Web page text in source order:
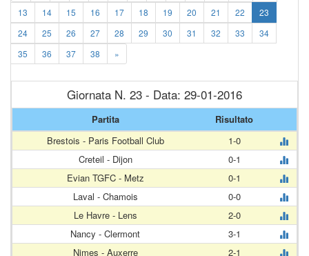
13
14 15 16 17 18 19 20 21 22
23
24
25 26 27 28 29 30 31 32 33
34
35
36 37 38 »
Giornata N. 23 - Data: 29-01-2016
Partita
Risultato
Brestois - Paris Football Club
1-0
Creteil - Dijon
0-1
Evian TGFC - Metz
0-1
Laval - Chamois
0-0
Le Havre - Lens
2-0
Nancy - Clermont
3-1
Nimes - Auxerre
2-1